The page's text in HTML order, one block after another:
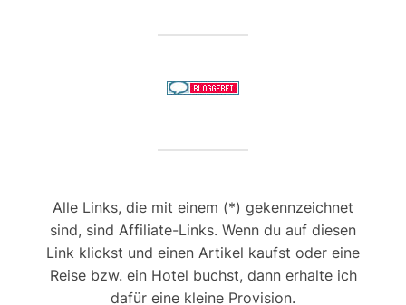
Alle Links, die mit einem (*) gekennzeichnet
sind, sind Affiliate-Links. Wenn du auf diesen
Link klickst und einen Artikel kaufst oder eine
Reise bzw. ein Hotel buchst, dann erhalte ich
dafür eine kleine Provision.